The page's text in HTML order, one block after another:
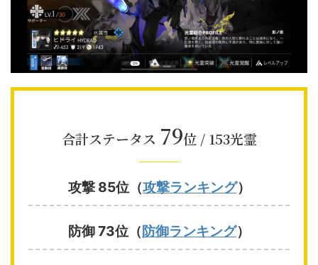
合計ステータス 79位 / 153光霊
攻撃 85位（攻撃ランキング）
防御 73位（防御ランキング）